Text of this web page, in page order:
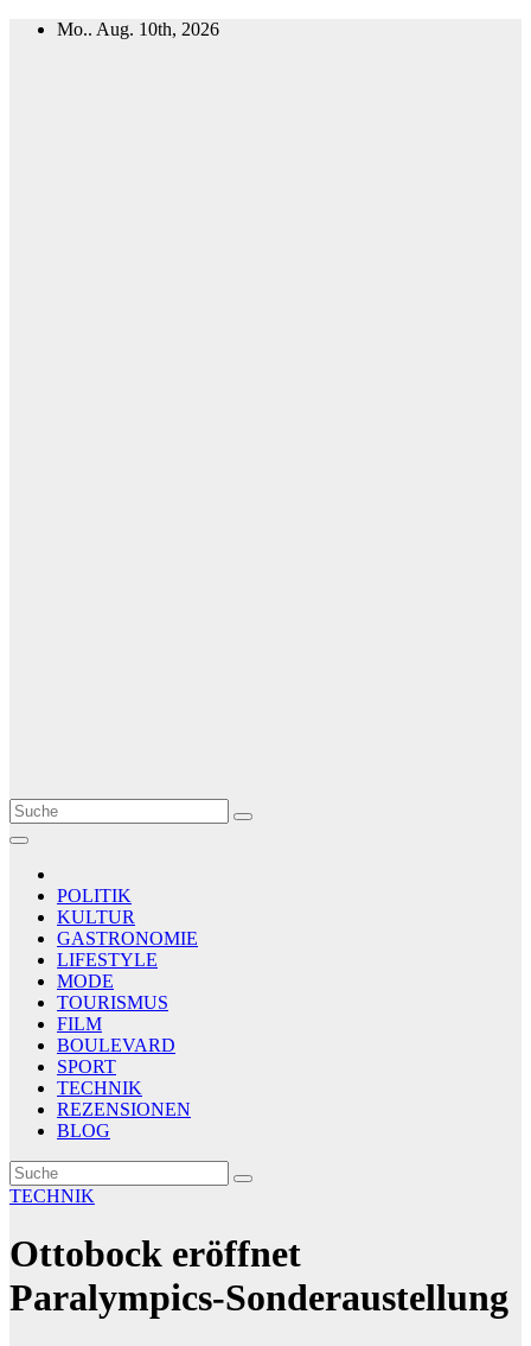
Zum
Mo.. Aug. 10th, 2026
Le Matin
AGENCE DE PRESSE
POLITIK
KULTUR
GASTRONOMIE
LIFESTYLE
MODE
TOURISMUS
FILM
BOULEVARD
SPORT
TECHNIK
REZENSIONEN
BLOG
TECHNIK
Ottobock eröffnet
Paralympics-Sonderaustellung